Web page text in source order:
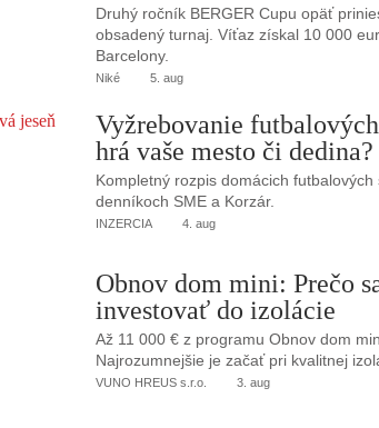
Druhý ročník BERGER Cupu opäť
obsadený turnaj. Víťaz získal 10 000
Barcelony.
Niké 5. aug
Vyžrebovanie
hrá vaše mesto či dedina?
Kompletný rozpis domácich
denníkoch SME a Korzár.
INZERCIA 4. aug
Obnov dom mini: Prečo
investovať do izolácie
Až 11 000 € z programu Obnov dom
Najrozumnejšie je začať pri kvalitnej
VUNO HREUS s.r.o. 3. aug